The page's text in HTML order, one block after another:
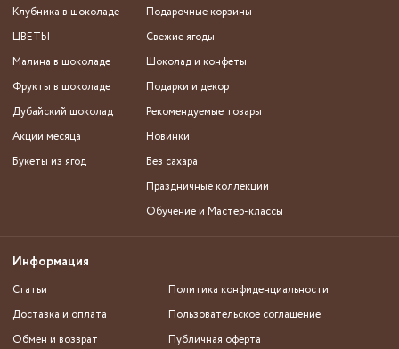
Клубника в шоколаде
ЦВЕТЫ
Малина в шоколаде
Фрукты в шоколаде
Дубайский шоколад
Акции месяца
Букеты из ягод
Подарочные корзины
Свежие ягоды
Шоколад и конфеты
Подарки и декор
Рекомендуемые товары
Новинки
Без сахара
Праздничные коллекции
Обучение и Мастер-классы
Информация
Статьи
Доставка и оплата
Обмен и возврат
Политика конфиденциальности
Пользовательское соглашение
Публичная оферта